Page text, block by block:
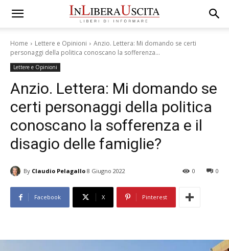
Home Lettere e Opinioni
Anzio. Lettera: Mi domando se certi
personaggi della politica conoscano la sofferenza...
Lettere e Opinioni
Anzio. Lettera: Mi domando se
certi personaggi della politica
conoscano la sofferenza e il
disagio delle famiglie?
By Claudio Pelagallo 8 Giugno 2022 0
0
Facebook X Pinterest